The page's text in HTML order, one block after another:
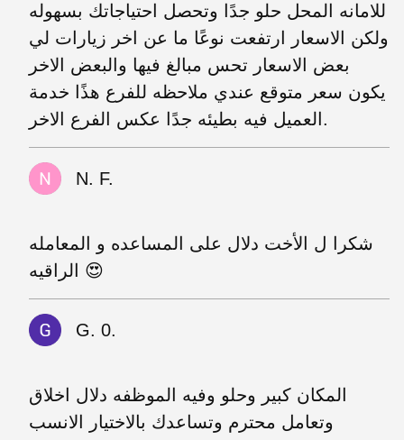
للامانه المحل حلو جدًا وتحصل احتياجاتك بسهوله
ولكن الاسعار ارتفعت نوعًا ما عن اخر زيارات لي
بعض الاسعار تحس مبالغ فيها والبعض الاخر
يكون سعر متوقع عندي ملاحظه للفرع هذًا خدمة
العميل فيه بطيئه جدًا عكس الفرع الاخر.
N. F.
شكرا ل الأخت دلال على المساعده و المعامله
الراقيه 😍
G. 0.
المكان كبير وحلو وفيه الموظفه دلال اخلاق
وتعامل محترم وتساعدك بالاختيار الانسب